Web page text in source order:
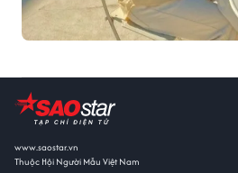
www.saostar.vn
Thuộc Hội Người Mẫu Việt Nam